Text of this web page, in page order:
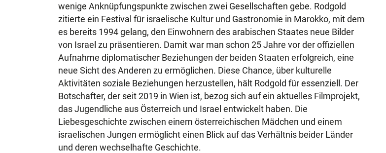
wenige Anknüpfungspunkte zwischen zwei Gesellschaften gebe. Rodgold
zitierte ein Festival für israelische Kultur und Gastronomie in Marokko, mit dem
es bereits 1994 gelang, den Einwohnern des arabischen Staates neue Bilder
von Israel zu präsentieren. Damit war man schon 25 Jahre vor der offiziellen
Aufnahme diplomatischer Beziehungen der beiden Staaten erfolgreich, eine
neue Sicht des Anderen zu ermöglichen. Diese Chance, über kulturelle
Aktivitäten soziale Beziehungen herzustellen, hält Rodgold für essenziell. Der
Botschafter, der seit 2019 in Wien ist, bezog sich auf ein aktuelles Filmprojekt,
das Jugendliche aus Österreich und Israel entwickelt haben. Die
Liebesgeschichte zwischen einem österreichischen Mädchen und einem
israelischen Jungen ermöglicht einen Blick auf das Verhältnis beider Länder
und deren wechselhafte Geschichte.